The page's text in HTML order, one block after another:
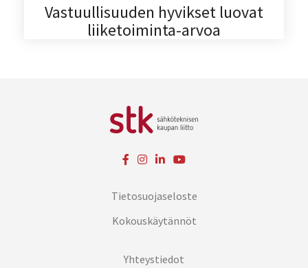
Vastuullisuuden hyvikset luovat
liiketoiminta-arvoa
Tietosuojaseloste
Kokouskäytännöt
Yhteystiedot